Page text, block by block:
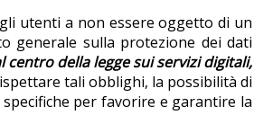
utenti a non essere oggetto di un
generale sulla protezione dei dati
della legge sui servizi digitali,
tali obblighi, la possibilità di
per favorire e garantire la